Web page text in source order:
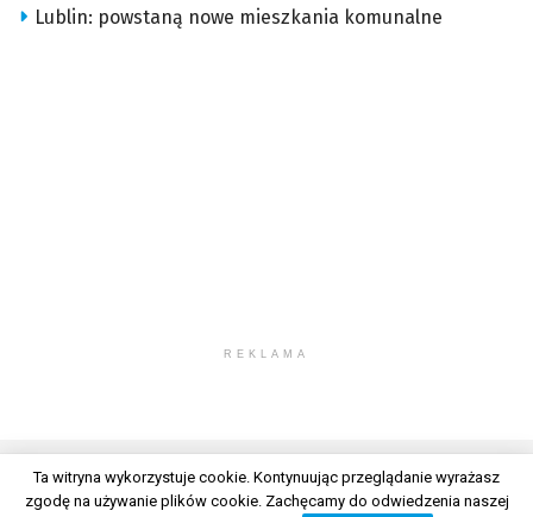
Lublin: powstaną nowe mieszkania komunalne
REKLAMA
Ta witryna wykorzystuje cookie. Kontynuując przeglądanie wyrażasz
zgodę na używanie plików cookie. Zachęcamy do odwiedzenia naszej